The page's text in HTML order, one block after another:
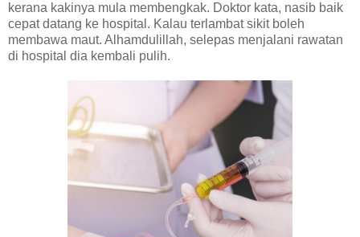
kerana kakinya mula membengkak. Doktor kata, nasib baik
cepat datang ke hospital. Kalau terlambat sikit boleh
membawa maut. Alhamdulillah, selepas menjalani rawatan
di hospital dia kembali pulih.